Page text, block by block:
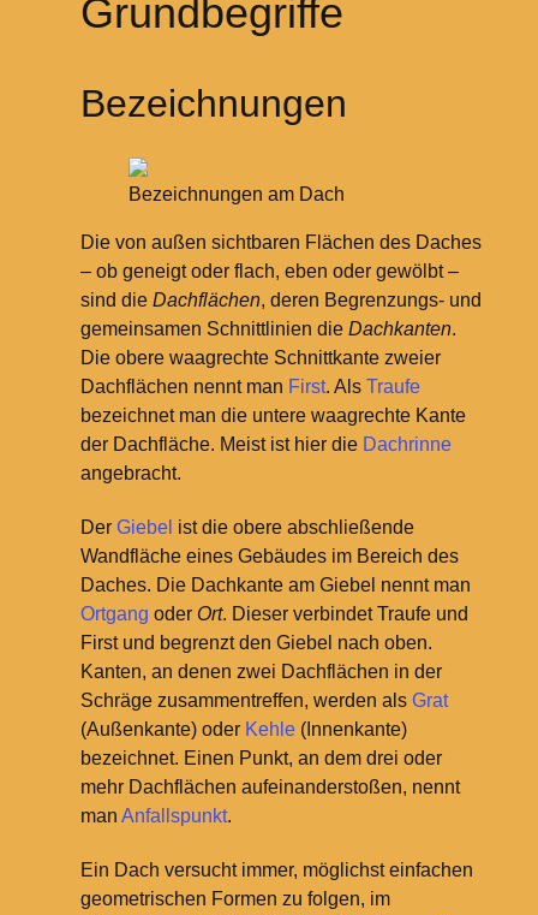
Grundbegriffe
Bezeichnungen
Bezeichnungen am Dach
Die von außen sichtbaren Flächen des Daches
– ob geneigt oder flach, eben oder gewölbt –
sind die Dachflächen, deren Begrenzungs- und
gemeinsamen Schnittlinien die Dachkanten.
Die obere waagrechte Schnittkante zweier
Dachflächen nennt man First. Als Traufe
bezeichnet man die untere waagrechte Kante
der Dachfläche. Meist ist hier die Dachrinne
angebracht.
Der Giebel ist die obere abschließende
Wandfläche eines Gebäudes im Bereich des
Daches. Die Dachkante am Giebel nennt man
Ortgang oder Ort. Dieser verbindet Traufe und
First und begrenzt den Giebel nach oben.
Kanten, an denen zwei Dachflächen in der
Schräge zusammentreffen, werden als Grat
(Außenkante) oder Kehle(Innenkante)
bezeichnet. Einen Punkt, an dem drei oder
mehr Dachflächen aufeinanderstoßen, nennt
man Anfallspunkt.
Ein Dach versucht immer, möglichst einfachen
geometrischen Formen zu folgen, im